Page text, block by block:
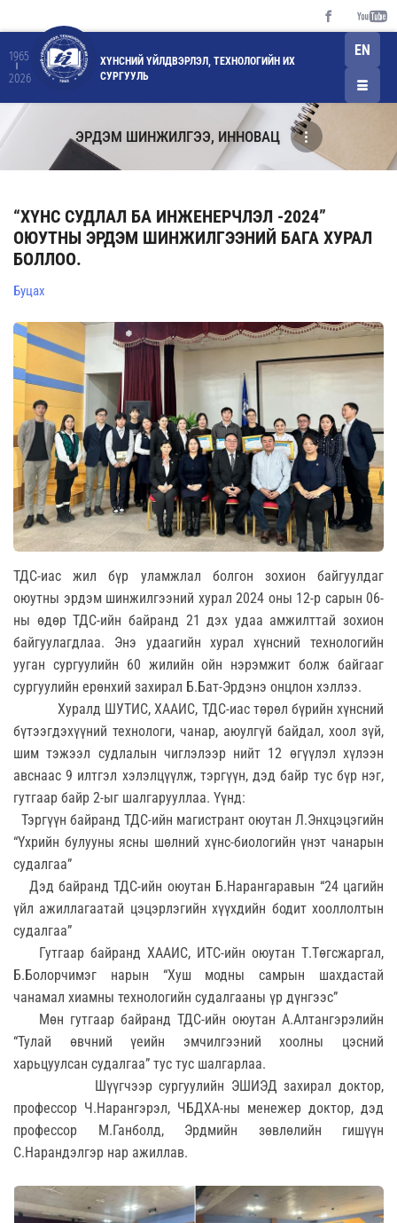
1965
2026
ХҮНСНИЙ ҮЙЛДВЭРЛЭЛ, ТЕХНОЛОГИЙН ИХ
СУРГУУЛЬ
EN
ЭРДЭМ ШИНЖИЛГЭЭ, ИННОВАЦ
“ХҮНС СУДЛАЛ БА ИНЖЕНЕРЧЛЭЛ -2024”
ОЮУТНЫ ЭРДЭМ ШИНЖИЛГЭЭНИЙ БАГА ХУРАЛ
БОЛЛОО.
Буцах
ТДС-иас жил бүр уламжлал болгон зохион байгуулдаг
оюутны эрдэм шинжилгээний хурал 2024 оны 12-р сарын 06-
ны өдөр ТДС-ийн байранд 21 дэх удаа амжилттай зохион
байгуулагдлаа. Энэ удаагийн хурал хүнсний технологийн
ууган сургуулийн 60 жилийн ойн нэрэмжит болж байгааг
сургуулийн ерөнхий захирал Б.Бат-Эрдэнэ онцлон хэллээ.
Хуралд ШУТИС, ХААИС, ТДС-иас төрөл бүрийн хүнсний
бүтээгдэхүүний технологи, чанар, аюулгүй байдал, хоол зүй,
шим тэжээл судлалын чиглэлээр нийт 12 өгүүлэл хүлээн
авснаас 9 илтгэл хэлэлцүүлж, тэргүүн, дэд байр тус бүр нэг,
гутгаар байр 2-ыг шалгарууллаа. Үүнд:
Тэргүүн байранд ТДС-ийн магистрант оюутан Л.Энхцэцэгийн
“Үхрийн булууны ясны шөлний хүнс-биологийн үнэт чанарын
судалгаа”
Дэд байранд ТДС-ийн оюутан Б.Нарангаравын “24 цагийн
үйл ажиллагаатай цэцэрлэгийн хүүхдийн бодит хооллолтын
судалгаа”
Гутгаар байранд ХААИС, ИТС-ийн оюутан Т.Төгсжаргал,
Б.Болорчимэг нарын “Хуш модны самрын шахдастай
чанамал хиамны технологийн судалгааны үр дүнгээс”
Мөн гутгаар байранд ТДС-ийн оюутан А.Алтангэрэлийн
“Тулай өвчний үеийн эмчилгээний хоолны цэсний
харьцуулсан судалгаа” тус тус шалгарлаа.
Шүүгчээр сургуулийн ЭШИЭД захирал доктор,
профессор Ч.Нарангэрэл, ЧБДХА-ны менежер доктор, дэд
профессор М.Ганболд, Эрдмийн зөвлөлийн гишүүн
С.Нарандэлгэр нар ажиллав.